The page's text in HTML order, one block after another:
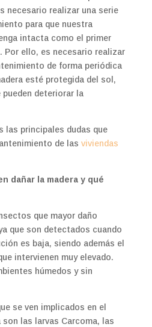
necesario realizar una serie
para que nuestra
intacta como el primer
Por ello, es necesario realizar
de forma periódica
esté protegida del sol,
deteriorar la
las principales dudas que
de las viviendas
dañar la madera y qué
que mayor daño
que son detectados cuando
es baja, siendo además el
intervienen muy elevado.
húmedos y sin
se ven implicados en el
las larvas Carcoma, las